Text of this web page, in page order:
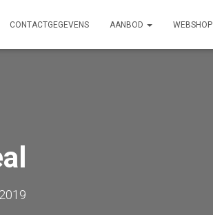
CONTACTGEGEVENS AANBOD WEBSHOP